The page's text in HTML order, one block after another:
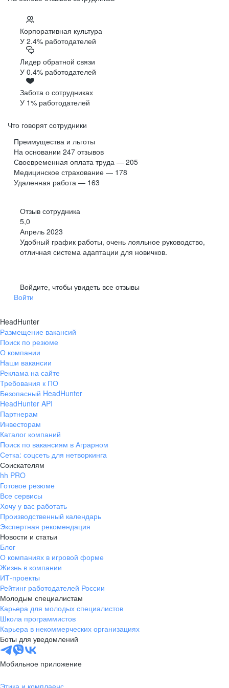
Корпоративная культура
У 2.4% работодателей
Лидер обратной связи
У 0.4% работодателей
Забота о сотрудниках
У 1% работодателей
Что говорят сотрудники
Преимущества и льготы
На основании 247 отзывов
Своевременная оплата труда — 205
Медицинское страхование — 178
Удаленная работа — 163
Отзыв сотрудника
5,0
Апрель 2023
Удобный график работы, очень лояльное руководство,
отличная система адаптации для новичков.
Войдите, чтобы увидеть все отзывы
Войти
HeadHunter
Размещение вакансий
Поиск по резюме
О компании
Наши вакансии
Реклама на сайте
Требования к ПО
Безопасный HeadHunter
HeadHunter API
Партнерам
Инвесторам
Каталог компаний
Поиск по вакансиям в Аграрном
Сетка: соцсеть для нетворкинга
Соискателям
hh PRO
Готовое резюме
Все сервисы
Хочу у вас работать
Производственный календарь
Экспертная рекомендация
Новости и статьи
Блог
О компаниях в игровой форме
Жизнь в компании
ИТ-проекты
Рейтинг работодателей России
Молодым специалистам
Карьера для молодых специалистов
Школа программистов
Карьера в некоммерческих организациях
Боты для уведомлений
Мобильное приложение